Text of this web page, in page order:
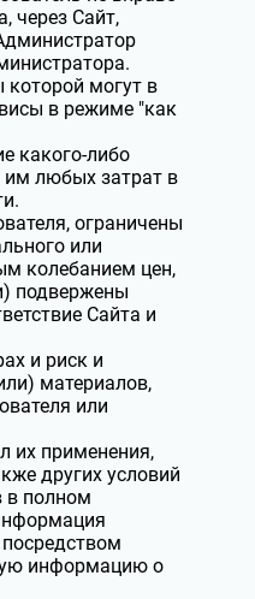
через Сайт,
которой могут в
в режиме "как
какого-либо
им любых затрат в
ограничены
или
колебанием цен,
подвержены
Сайта и
и риск и
материалов,
или
их применения,
других условий
в полном
информацию о